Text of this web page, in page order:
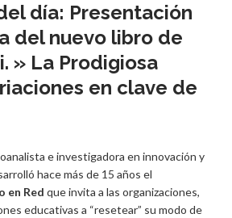
día: Presentación
del nuevo libro de
. » La Prodigiosa
en clave de
e investigadora en innovación y
hace más de 15 años el
en Red que invita a las organizaciones,
educativas a “resetear” su modo de